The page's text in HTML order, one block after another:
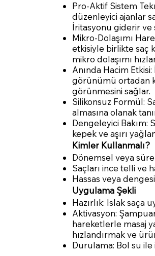
Pro-Aktif Sistem
düzenleyici ajanlar
İritasyonu giderir ve
Mikro-Dolaşımı
etkisiyle birlikte saç
mikro dolaşımı
Anında Hacim
görünümü ortadan
görünmesini sağlar.
Silikonsuz Formül:
almasına olanak
Dengeleyici Bakım:
kepek ve aşırı
Kimler Kullanmalı?
Dönemsel veya
Saçları ince telli ve
Hassas veya
Uygulama Şekli
Hazırlık: Islak saça
Aktivasyon:
hareketlerle masaj
hızlandırmak ve
Durulama: Bol su